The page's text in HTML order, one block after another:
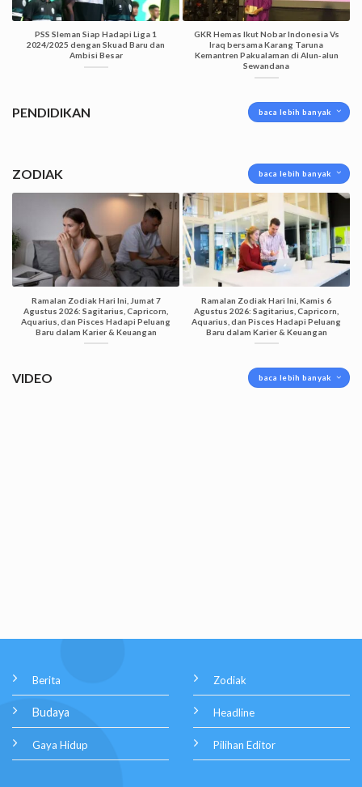
PSS Sleman Siap Hadapi Liga 1
2024/2025 dengan Skuad Baru dan
Ambisi Besar
GKR Hemas Ikut Nobar Indonesia Vs
Iraq bersama Karang Taruna
Kemantren Pakualaman di Alun-alun
Sewandana
PENDIDIKAN baca lebih banyak
ZODIAK baca lebih banyak
Ramalan Zodiak Hari Ini, Jumat 7
Agustus 2026: Sagitarius, Capricorn,
Aquarius, dan Pisces Hadapi Peluang
Baru dalam Karier & Keuangan
Ramalan Zodiak Hari Ini, Kamis 6
Agustus 2026: Sagitarius, Capricorn,
Aquarius, dan Pisces Hadapi Peluang
Baru dalam Karier & Keuangan
VIDEO baca lebih banyak
Berita
Budaya
Gaya Hidup
Zodiak
Headline
Pilihan Editor